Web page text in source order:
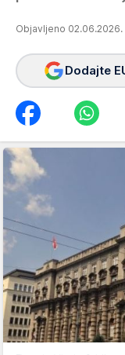
Objavljeno 02.06.2026.
Dodajte